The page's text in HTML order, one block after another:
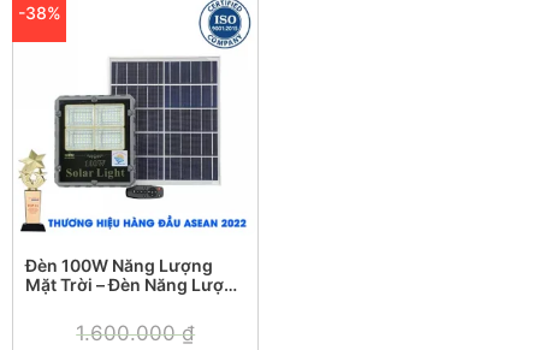
-38%
Đèn 100W Năng Lượng
Mặt Trời – Đèn Năng Lượng
1.600.000₫